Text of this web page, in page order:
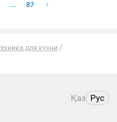
... 87
для кухни
Қаз Рус